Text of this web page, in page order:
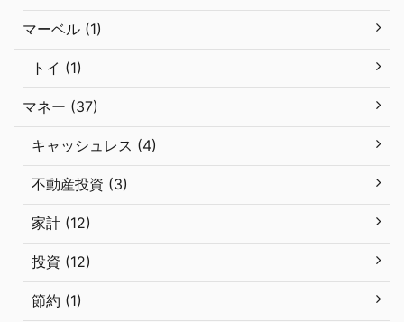
マーベル (1)
トイ (1)
マネー (37)
キャッシュレス (4)
不動産投資 (3)
家計 (12)
投資 (12)
節約 (1)